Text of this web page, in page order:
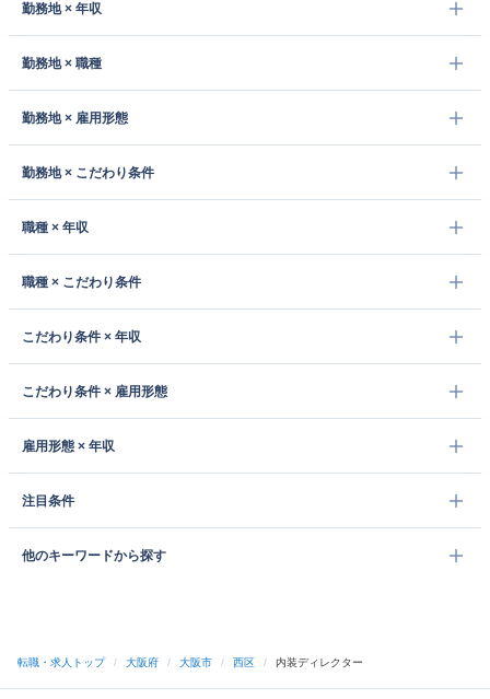
勤務地 × 年収
勤務地 × 職種
勤務地 × 雇用形態
勤務地 × こだわり条件
職種 × 年収
職種 × こだわり条件
こだわり条件 × 年収
こだわり条件 × 雇用形態
雇用形態 × 年収
注目条件
他のキーワードから探す
転職・求人トップ / 大阪府 / 大阪市 / 西区 / 内装ディレクター